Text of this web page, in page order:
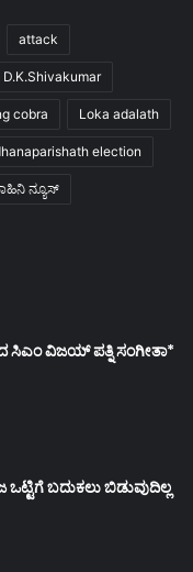
attack
D.K.Shivakumar
cobra Loka adalath
election
ನ್ಯೂಸ್
ಸಿಎಂ ವಿಜಯ್ ಪತ್ನಿ ಸಂಗೀತಾ*
ಬದುಕಲು ಬಿಡುವುದಿಲ್ಲ